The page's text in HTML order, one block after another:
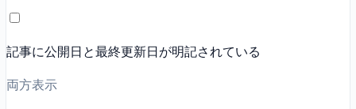
記事に公開日と最終更新日が明記されている
両方表示